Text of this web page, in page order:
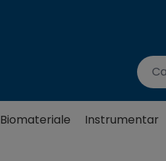
Biomateriale Instrumentar